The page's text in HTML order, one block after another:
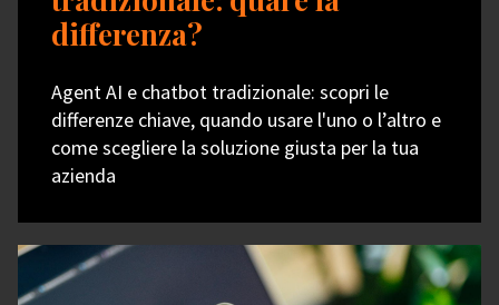
differenza?
Agent AI e chatbot tradizionale: scopri le
differenze chiave, quando usare l'uno o l’altro e
come scegliere la soluzione giusta per la tua
azienda